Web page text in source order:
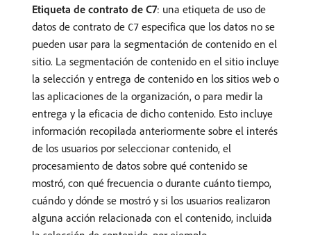
Etiqueta de contrato de C7: una etiqueta de uso de
datos de contrato de C7 especifica que los datos no se
pueden usar para la segmentación de contenido en el
sitio. La segmentación de contenido en el sitio incluye
la selección y entrega de contenido en los sitios web o
las aplicaciones de la organización, o para medir la
entrega y la eficacia de dicho contenido. Esto incluye
información recopilada anteriormente sobre el interés
de los usuarios por seleccionar contenido, el
procesamiento de datos sobre qué contenido se
mostró, con qué frecuencia o durante cuánto tiempo,
cuándo y dónde se mostró y si los usuarios realizaron
alguna acción relacionada con el contenido, incluida